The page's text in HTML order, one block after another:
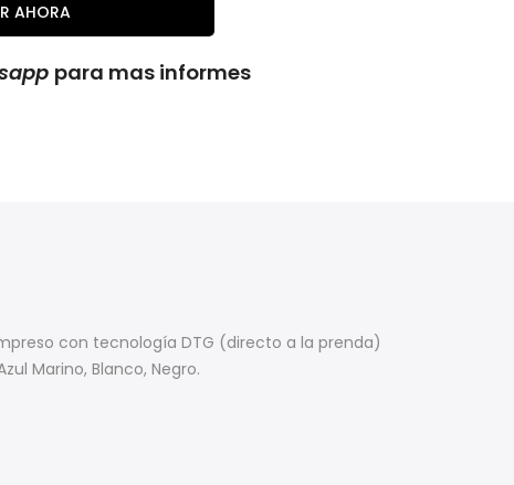
AHORA
para mas informes
con tecnología DTG (directo a la prenda)
Marino, Blanco, Negro.